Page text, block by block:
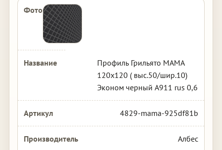
Профиль Грильято МАМА
120х120 ( выс.50/шир.10)
Эконом черный А911 rus 0,6
4829-mama-925df81b
Албес